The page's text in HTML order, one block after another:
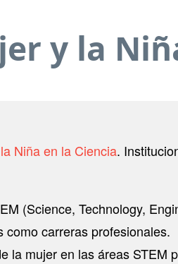
y la
Niña en la Ciencia.
(Science, Technology,
carreras profesionales.
mujer en las áreas